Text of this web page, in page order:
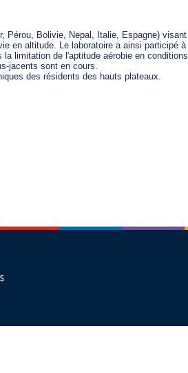
Pérou, Bolivie, Nepal, Italie, Espagne) visant
en altitude. Le laboratoire a ainsi participé à
limitation de l'aptitude aérobie en conditions
jacents sont en cours.
des résidents des hauts plateaux.